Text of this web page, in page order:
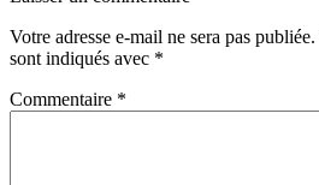
Votre adresse e-mail ne sera pas publiée.
sont indiqués avec *
Commentaire *